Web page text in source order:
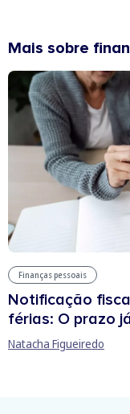
Mais sobre
Finanças pessoais
Notificação
férias: O prazo
Natacha Figueiredo